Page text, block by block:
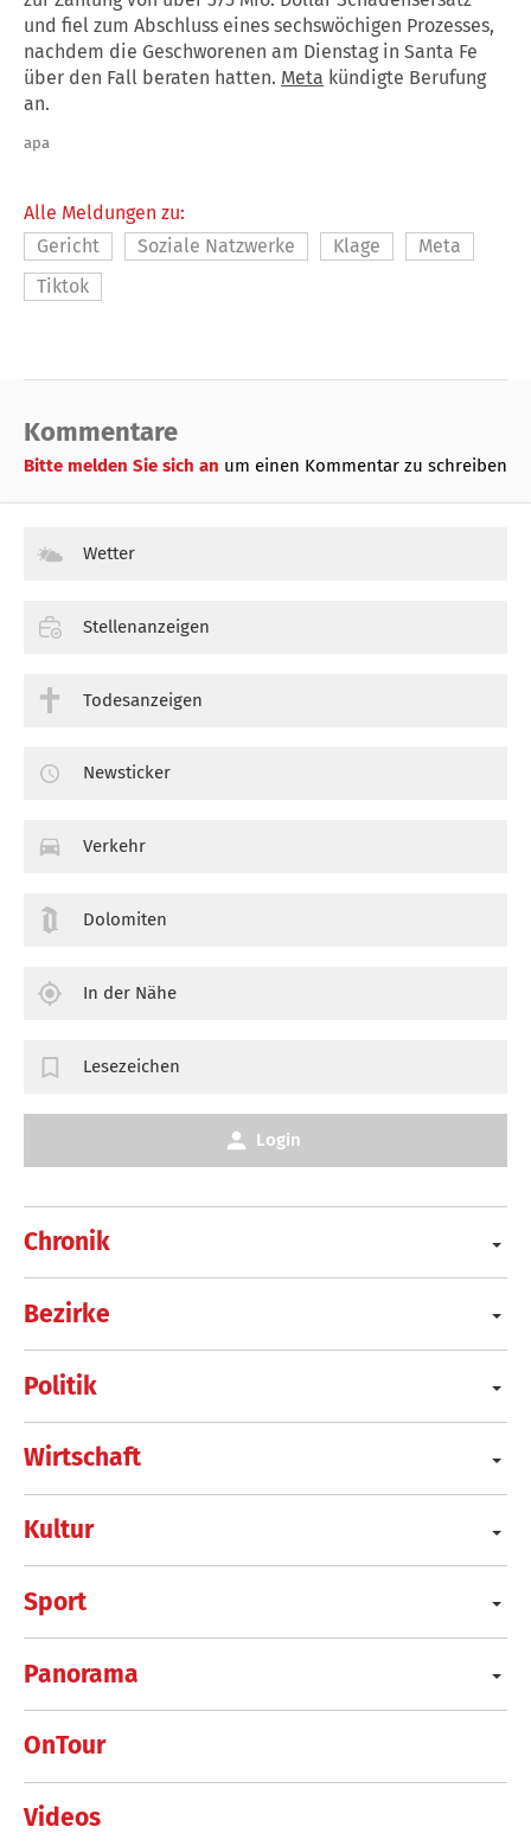
und fiel zum Abschluss eines sechswöchigen Prozesses,
nachdem die Geschworenen am Dienstag in Santa Fe
über den Fall beraten hatten. Meta kündigte Berufung
an.
apa
Alle Meldungen zu:
Gericht
Soziale Natzwerke Klage
Meta
Tiktok
Kommentare
Bitte melden Sie sich an um einen Kommentar zu schreiben
Chronik
Bezirke
Politik
Wirtschaft
Kultur
Sport
Panorama
OnTour
Videos
Wetter
Stellenanzeigen
Todesanzeigen
Newsticker
Verkehr
Dolomiten
In der Nähe
Lesezeichen
Login